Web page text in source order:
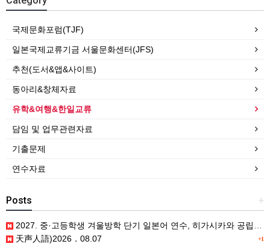
국제문화포럼(TJF)
일본국제교류기금 서울문화센터(JFS)
추천(도서&앱&사이트)
동아리&창체자료
유학&여행&한일교류
담임 및 업무관련자료
기출문제
연수자료
+
Posts
2027. 중·고등학생 겨울방학 단기 일본어 연수, 히가시카와 공립 일본어학교 프로그램 사전안내
+1
天声人語)2026．08.07